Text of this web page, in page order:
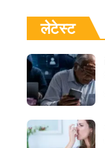
लेटेस्ट